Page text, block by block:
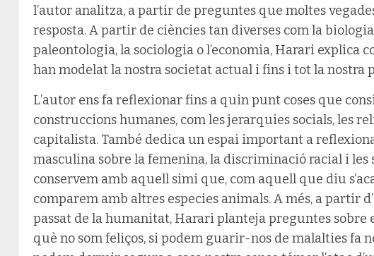
l’autor analitza, a partir de preguntes que moltes
resposta. A partir de ciències tan diverses com la
paleontologia, la sociologia o l’economia, Harari explica
han modelat la nostra societat actual i fins i tot la nostra
L’autor ens fa reflexionar fins a quin punt coses que
construccions humanes, com les jerarquies socials, les
capitalista. També dedica un espai important a
masculina sobre la femenina, la discriminació racial i les
conservem amb aquell simi que, com aquell que diu
comparem amb altres especies animals. A més, a partir
passat de la humanitat, Harari planteja preguntes sobre
què no som feliços, si podem guarir-nos de malalties fa